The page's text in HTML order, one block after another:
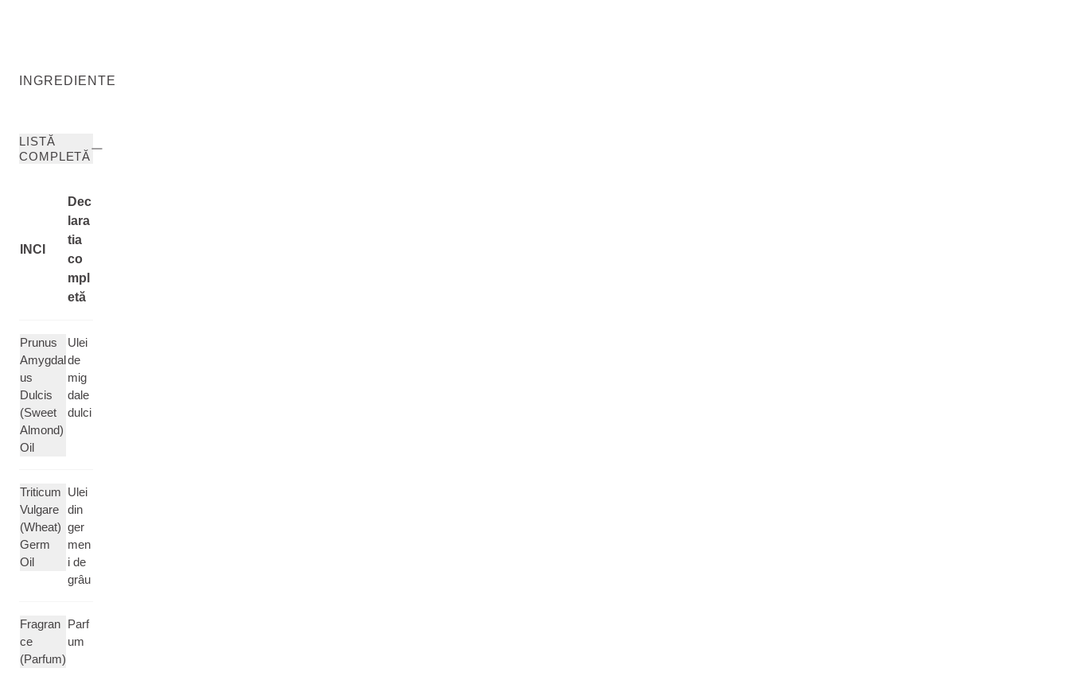
INGREDIENTE
LISTĂ
COMPLETĂ
INCI
Dec
lara
tia
co
mpl
etă
Prunus
Amygdal
us
Dulcis
(Sweet
Almond)
Oil
Ulei
de
mig
dale
dulci
Triticum
Vulgare
(Wheat)
Germ
Oil
Ulei
din
ger
men
i de
grâu
Fragran
ce
(Parfum)
Parf
um